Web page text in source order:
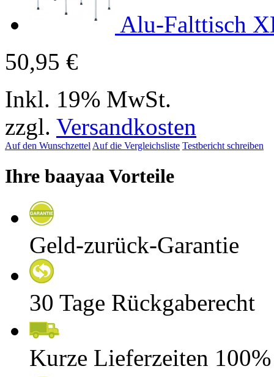
Alu-Falttisch
50,95 €
Inkl. 19% MwSt.
zzgl. Versandkosten
Auf den Wunschzettel Auf die Vergleichsliste Testbericht schreiben
Ihre baayaa Vorteile
Geld-zurück-Garantie
30 Tage Rückgaberecht
Kurze Lieferzeiten